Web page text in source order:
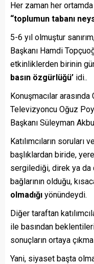
Her zaman her
“toplumun tabanı
5-6 yıl olmuştur
Başkanı Hamdi
etkinliklerden birinin
basın özgürlüğü’ idi..
Konuşmacılar
Televizyoncu Oğuz
Başkanı Süleyman
Katılımcıların
başlıklardan biride,
sergilediği, direk ya da
bağlarının olduğu,
olmadığı yönündeydi.
Diğer taraftan
ile basından
sonuçların ortaya
Yani, siyaset başta